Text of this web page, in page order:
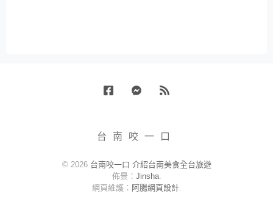
台南咬一口
© 2026 台南咬一口 介紹台南美食全台旅遊
佈景： Jinsha.
網頁維護： 阿腸網頁設計.